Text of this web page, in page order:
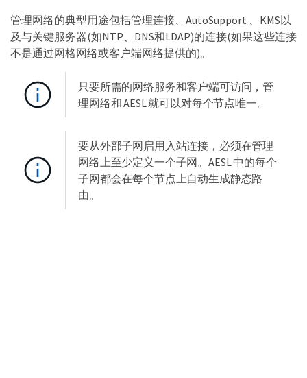
管理网络的典型用途包括管理连接、AutoSupport 、KMS以
及与关键服务器(如NTP、DNS和LDAP)的连接(如果这些连接
不是通过网格网络或客户端网络提供的)。
只要所需的网络服务和客户端可访问，管
理网络和 AESL 就可以对每个节点唯一。
要从外部子网启用入站连接，必须在管理
网络上至少定义一个子网。AESL 中的每个
子网都会在每个节点上自动生成静态路
由。